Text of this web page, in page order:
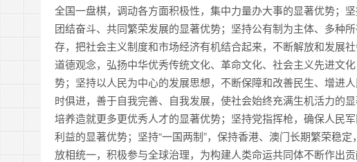
全国一盘棋，调动各方面积极性，集中力量办大事的显著优势；
团结奋斗、共同繁荣发展的显著优势；坚持公有制为主体、多种
存，把社会主义制度和市场经济有机结合起来，不断解放和发展
道德观念，弘扬中华优秀传统文化、革命文化、社会主义先进文
势；坚持以人民为中心的发展思想，不断保障和改善民生、增进
时俱进，善于自我完善、自我发展，使社会始终充满生机活力的
培养造就更多更优秀人才的显著优势；坚持党指挥枪，确保人民
利益的显著优势；坚持“一国两制”，保持香港、澳门长期繁荣稳
放相统一，积极参与全球治理，为构建人类命运共同体不断作出